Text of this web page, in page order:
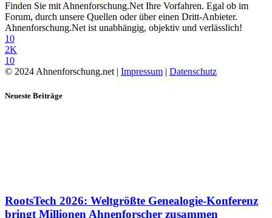
Finden Sie mit Ahnenforschung.Net Ihre Vorfahren. Egal ob im
Forum, durch unsere Quellen oder über einen Dritt-Anbieter.
Ahnenforschung.Net ist unabhängig, objektiv und verlässlich!
10
2K
10
© 2024 Ahnenforschung.net | Impressum | Datenschutz
Neueste Beiträge
RootsTech 2026: Weltgrößte Genealogie-Konferenz
bringt Millionen Ahnenforscher zusammen